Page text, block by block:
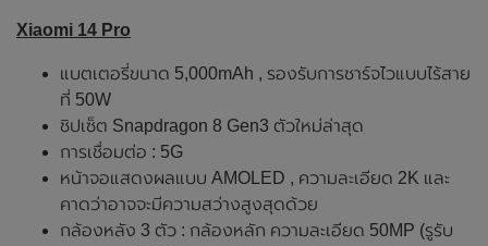
Xiaomi 14 Pro
แบตเตอรี่ขนาด 5,000mAh , รองรับการชาร์จไวแบบไร้สาย
ที่ 50W
ชิปเซ็ต Snapdragon 8 Gen3 ตัวใหม่ล่าสุด
การเชื่อมต่อ : 5G
หน้าจอแสดงผลแบบ AMOLED , ความละเอียด 2K และ
คาดว่าอาจจะมีความสว่างสูงสุดด้วย
กล้องหลัง 3 ตัว : กล้องหลัก ความละเอียด 50MP (รูรับ